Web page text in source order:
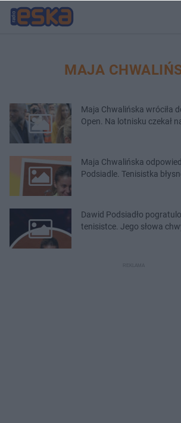
MAJA
Maja Chwalińska wróciła
Open. Na lotnisku czekał
Maja Chwalińska
Podsiadle. Tenisistka
Dawid Podsiadło
tenisistce. Jego słowa